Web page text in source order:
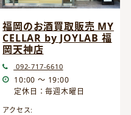
福岡のお酒買取販売 MY
CELLAR by JOYLAB 福
岡天神店
092-717-6610
10:00 ～ 19:00
定休日：毎週木曜日
アクセス: